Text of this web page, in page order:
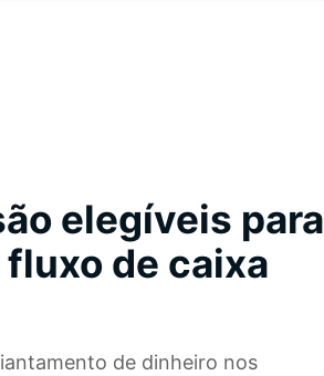
elegíveis para
de caixa
de dinheiro nos